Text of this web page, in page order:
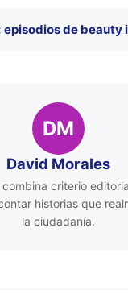
episodios de beauty
DM
David Morales
combina criterio
historias que
la ciudadanía.